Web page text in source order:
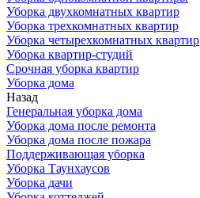
Уборка двухкомнатных квартир
Уборка трехкомнатных квартир
Уборка четырехкомнатных квартир
Уборка квартир-студий
Срочная уборка квартир
Уборка дома
Назад
Генеральная уборка дома
Уборка дома после ремонта
Уборка дома после пожара
Поддерживающая уборка
Уборка Таунхаусов
Уборка дачи